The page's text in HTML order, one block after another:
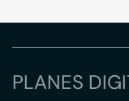
PLANES